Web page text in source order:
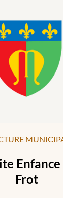
Enfance
Frot